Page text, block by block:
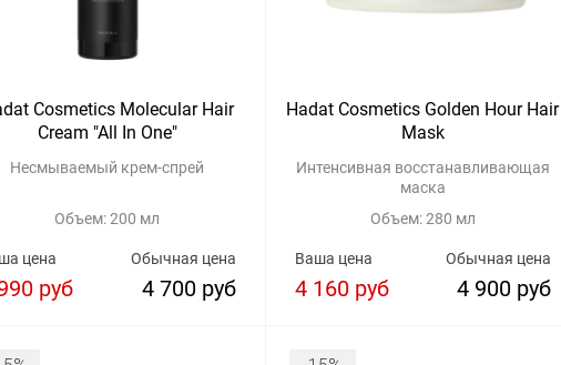
Cosmetics Molecular Hair
Cream "All In One"
Несмываемый крем-спрей
Объем: 200 мл
Обычная цена
4 700 руб
цена
руб
Hadat Cosmetics Golden Hour Hair
Mask
Интенсивная восстанавливающая
маска
Объем: 280 мл
Обычная цена
4 900 руб
Ваша цена
4 160 руб